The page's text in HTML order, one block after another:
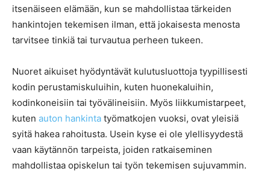
itsenäiseen elämään, kun se mahdollistaa tärkeiden
hankintojen tekemisen ilman, että jokaisesta menosta
tarvitsee tinkiä tai turvautua perheen tukeen.
Nuoret aikuiset hyödyntävät kulutusluottoja tyypillisesti
kodin perustamiskuluihin, kuten huonekaluihin,
kodinkoneisiin tai työvälineisiin. Myös liikkumistarpeet,
kuten auton hankinta työmatkojen vuoksi, ovat yleisiä
syitä hakea rahoitusta. Usein kyse ei ole ylellisyydestä
vaan käytännön tarpeista, joiden ratkaiseminen
mahdollistaa opiskelun tai työn tekemisen sujuvammin.